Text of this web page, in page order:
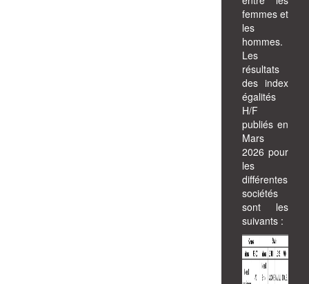
femmes et
les
hommes.
Les
résultats
des index
égalités
H/F
publiés en
Mars
2026 pour
les
différentes
sociétés
sont les
suivants :